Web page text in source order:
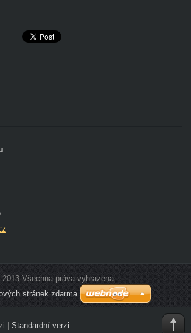
Všechna práva vyhrazena.
stránek zdarma
Standardní verzi